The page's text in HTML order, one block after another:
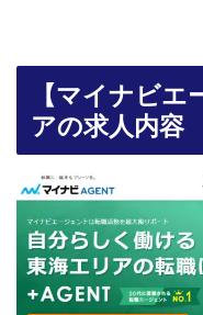
【マイナビエ
アの求人内容